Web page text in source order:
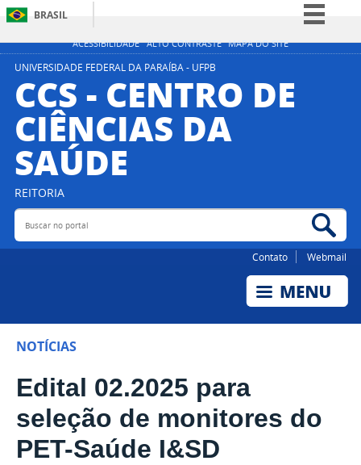
ACESSIBILIDADE ALTO CONTRASTE MAPA DO SITE
BRASIL
Simplifique!
Participe
Acesso à informação
Legislação
UNIVERSIDADE FEDERAL DA PARAÍBA - UFPB
CCS - CENTRO DE
CIÊNCIAS DA
SAÚDE
REITORIA
Buscar no portal
Contato Webmail
NOTÍCIAS
Edital 02.2025 para
seleção de monitores do
PET-Saúde I&SD